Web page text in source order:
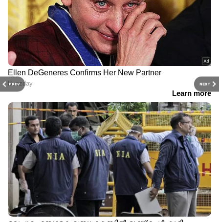
PREV NEXT